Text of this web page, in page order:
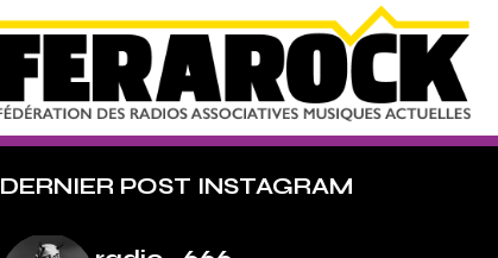
DERNIER POST INSTAGRAM